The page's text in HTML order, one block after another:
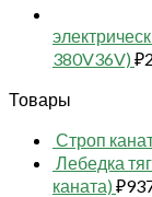
380V36V) ₽
Товары
Строп
Лебедка
каната) ₽